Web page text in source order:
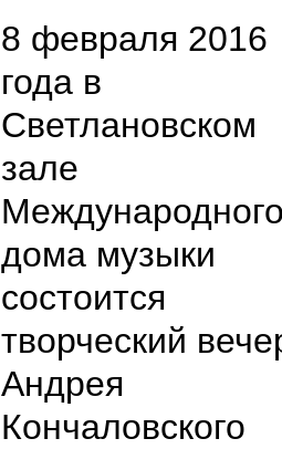
8 февраля 2016
года в
Светлановском
зале
дома музыки
состоится
творческий
Андрея
Кончаловского